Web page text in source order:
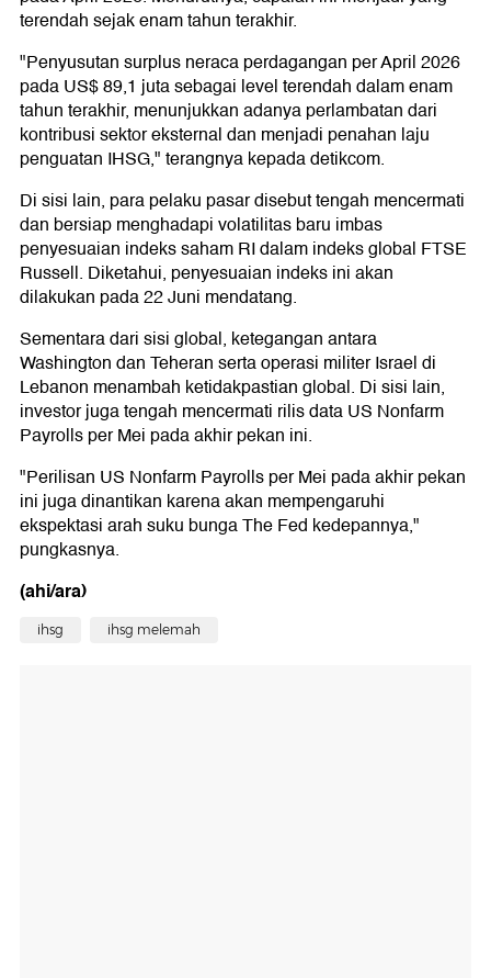
terendah sejak enam tahun terakhir.
"Penyusutan surplus neraca perdagangan per April 2026
pada US$ 89,1 juta sebagai level terendah dalam enam
tahun terakhir, menunjukkan adanya perlambatan dari
kontribusi sektor eksternal dan menjadi penahan laju
penguatan IHSG," terangnya kepada detikcom.
Di sisi lain, para pelaku pasar disebut tengah mencermati
dan bersiap menghadapi volatilitas baru imbas
penyesuaian indeks saham RI dalam indeks global FTSE
Russell. Diketahui, penyesuaian indeks ini akan
dilakukan pada 22 Juni mendatang.
Sementara dari sisi global, ketegangan antara
Washington dan Teheran serta operasi militer Israel di
Lebanon menambah ketidakpastian global. Di sisi lain,
investor juga tengah mencermati rilis data US Nonfarm
Payrolls per Mei pada akhir pekan ini.
"Perilisan US Nonfarm Payrolls per Mei pada akhir pekan
ini juga dinantikan karena akan mempengaruhi
ekspektasi arah suku bunga The Fed kedepannya,"
pungkasnya.
(ahi/ara)
ihsg ihsg melemah